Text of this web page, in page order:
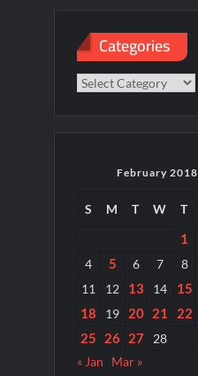
Categories
Categories
February 2018
S M T W T
1
4
5 6 7 8
11
12 13 14 15
18
19 20 21 22
25
26 27
28
« Jan
Mar »